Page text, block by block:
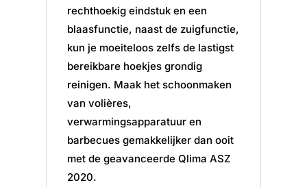
rechthoekig eindstuk en een
blaasfunctie, naast de zuigfunctie,
kun je moeiteloos zelfs de lastigst
bereikbare hoekjes grondig
reinigen. Maak het schoonmaken
van volières,
verwarmingsapparatuur en
barbecues gemakkelijker dan ooit
met de geavanceerde Qlima ASZ
2020.